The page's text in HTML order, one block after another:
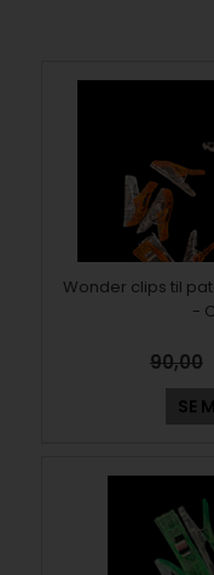
Wonder clips til
-
90,00
SE